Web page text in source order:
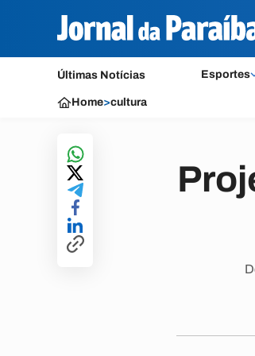
Últimas Notícias Esportes
Home>cultura